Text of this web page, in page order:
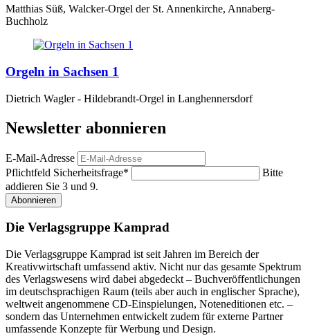
Matthias Süß, Walcker-Orgel der St. Annenkirche, Annaberg-
Buchholz
Orgeln in Sachsen 1
Dietrich Wagler - Hildebrandt-Orgel in Langhennersdorf
Newsletter abonnieren
E-Mail-Adresse
Pflichtfeld Sicherheitsfrage*
Bitte
addieren Sie 3 und 9.
Abonnieren
Die Verlagsgruppe Kamprad
Die Verlagsgruppe Kamprad ist seit Jahren im Bereich der
Kreativwirtschaft umfassend aktiv. Nicht nur das gesamte Spektrum
des Verlagswesens wird dabei abgedeckt – Buchveröffentlichungen
im deutschsprachigen Raum (teils aber auch in englischer Sprache),
weltweit angenommene CD-Einspielungen, Noteneditionen etc. –
sondern das Unternehmen entwickelt zudem für externe Partner
umfassende Konzepte für Werbung und Design.